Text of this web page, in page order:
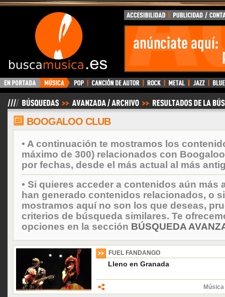
BuscaMusica.es
BOOGALOO CLUB
• A continuación te mostramos los
máximo de 300) relacionados con
por fechas, desde el más actual al más
• Si quieres acceder a contenidos aún más
han generado contenidos relacionados, o
mostramos aquí no son los que deseas,
criterios de búsqueda similares. Te
opciones en la sección BÚSQUEDA
FUEL FANDANGO
Lleno en Granada